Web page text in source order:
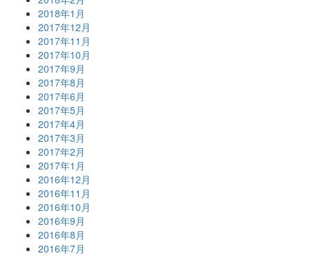
2018年1月
2017年12月
2017年11月
2017年10月
2017年9月
2017年8月
2017年6月
2017年5月
2017年4月
2017年3月
2017年2月
2017年1月
2016年12月
2016年11月
2016年10月
2016年9月
2016年8月
2016年7月